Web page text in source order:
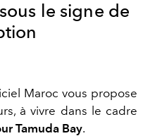
le signe de
Maroc vous propose
à vivre dans le cadre
Tamuda Bay.